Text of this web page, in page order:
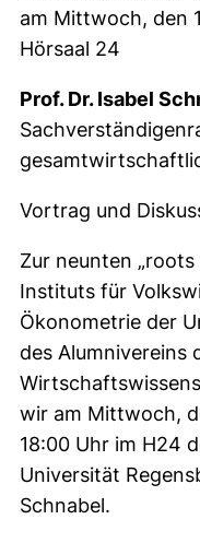
am Mittwoch, den
Hörsaal 24
Prof. Dr. Isabel
Vortrag und
Zur neunten
Instituts für
Ökonometrie der
des Alumnivereins
wir am Mittwoch,
18:00 Uhr im H24
Universität
Schnabel.